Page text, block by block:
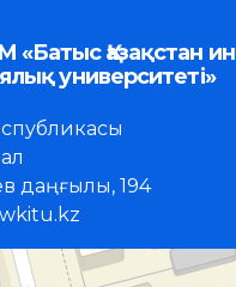
Қазақстан
университеті»
даңғылы, 194